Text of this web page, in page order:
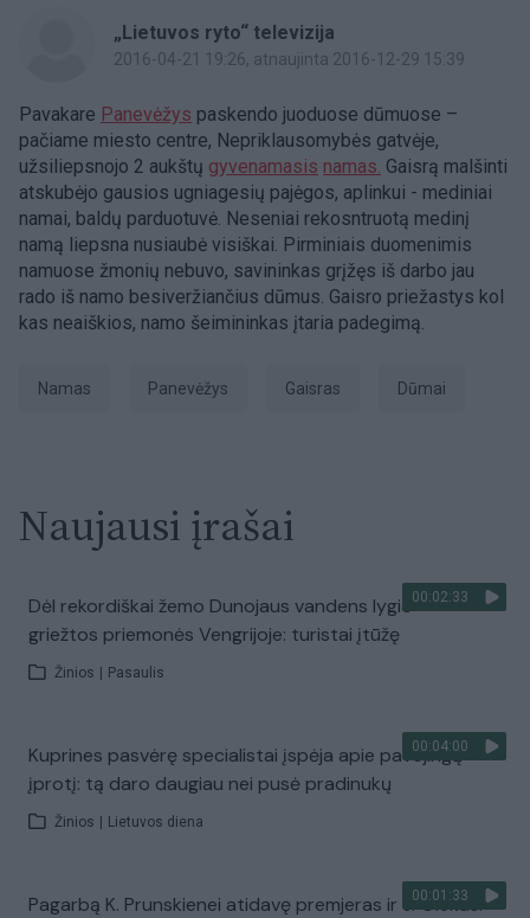
„Lietuvos ryto“ televizija
2016-04-21 19:26, atnaujinta 2016-12-29 15:39
Pavakare Panevėžys paskendo juoduose dūmuose –
pačiame miesto centre, Nepriklausomybės gatvėje,
užsiliepsnojo 2 aukštų gyvenamasis namas. Gaisrą malšinti
atskubėjo gausios ugniagesių pajėgos, aplinkui - mediniai
namai, baldų parduotuvė. Neseniai rekosntruotą medinį
namą liepsna nusiaubė visiškai. Pirminiais duomenimis
namuose žmonių nebuvo, savininkas grįžęs iš darbo jau
rado iš namo besiveržiančius dūmus. Gaisro priežastys kol
kas neaiškios, namo šeimininkas įtaria padegimą.
Namas Panevėžys Gaisras dūmai
Naujausi įrašai
00:02:33
Dėl rekordiškai žemo Dunojaus vandens lygio –
griežtos priemonės Vengrijoje: turistai įtūžę
Žinios Pasaulis
00:04:00
Kuprines pasvėrę specialistai įspėja apie pavojingą
įprotį: tą daro daugiau nei pusė pradinukų
Žinios Lietuvos diena
00:01:33
Pagarbą K. Prunskienei atidavę premjeras ​ir J. Olekas: